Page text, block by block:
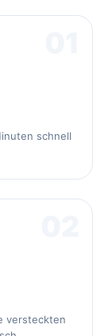
schnell
versteckten